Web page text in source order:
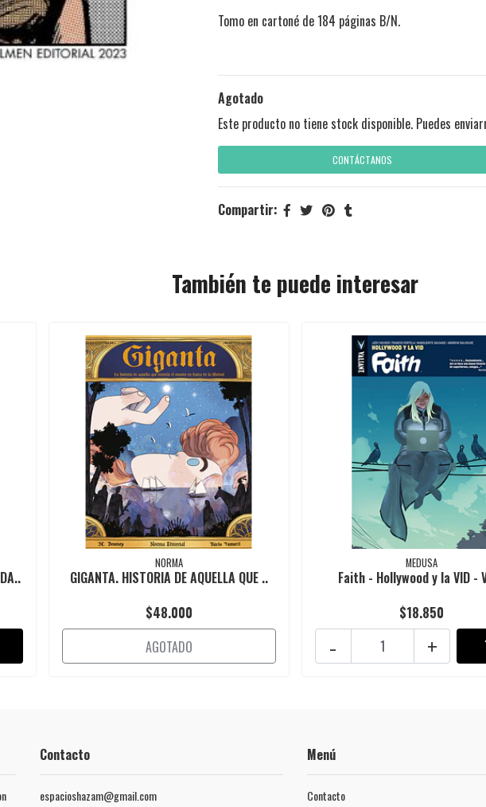
Tomo en cartoné de 184 páginas B/N.
Agotado
Este producto no tiene stock disponible. Puedes
CONTÁCTANOS
Compartir:
También te puede interesar
NORMA
GIGANTA. HISTORIA DE AQUELLA QUE ..
$48.000
AGOTADO
MEDUSA
Faith - Hollywood y la VID -
$18.850
+
-
Contacto
espacioshazam@gmail.com
Menú
Contacto